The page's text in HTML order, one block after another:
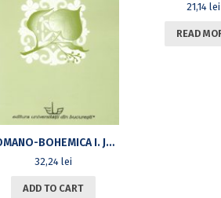
ROMANO-BOHEMICA I. JOURNAL FOR CENTRAL EUROPEAN STUDIES
32,24 lei
ADD TO CART
21,14 lei
READ